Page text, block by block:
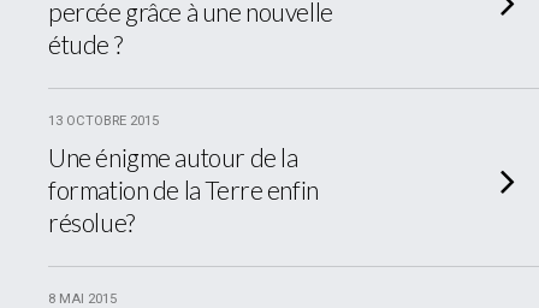
percée grâce à une nouvelle
étude ?
13 OCTOBRE 2015
Une énigme autour de la
formation de la Terre enfin
résolue?
8 MAI 2015